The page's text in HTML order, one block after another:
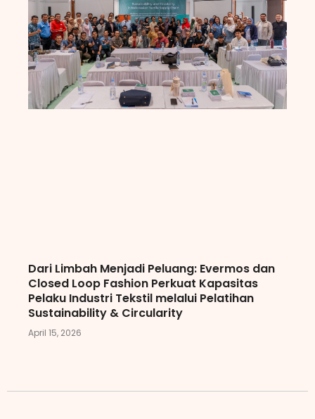
Dari Limbah Menjadi Peluang: Evermos dan
Closed Loop Fashion Perkuat Kapasitas
Pelaku Industri Tekstil melalui Pelatihan
Sustainability & Circularity
April 15, 2026